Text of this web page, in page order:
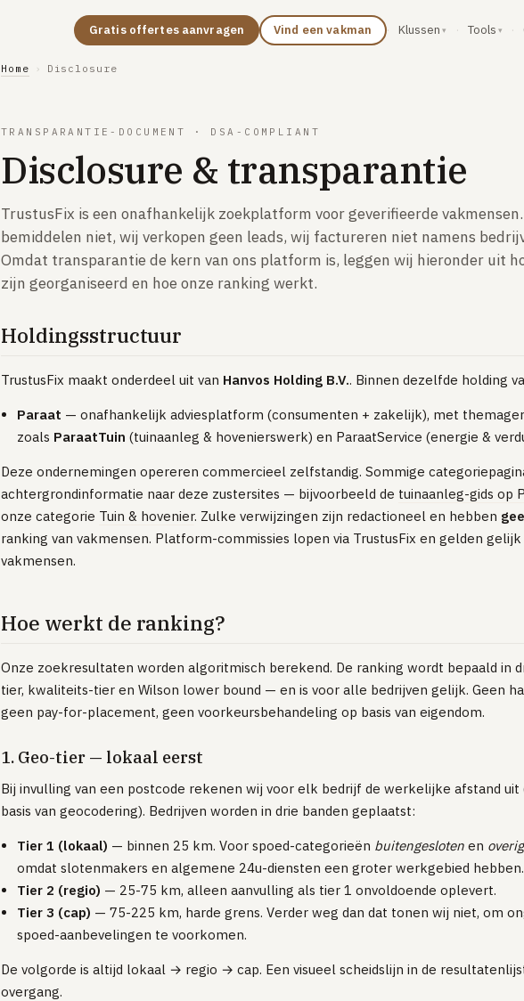
Gratis offertes aanvragen Vind een vakman · Klussen · Tools ·
Home › Disclosure
TRANSPARANTIE-DOCUMENT · DSA-COMPLIANT
Disclosure & transparantie
TrustusFix is een onafhankelijk zoekplatform voor geverifieerde
bemiddelen niet, wij verkopen geen leads, wij factureren niet namens
Omdat transparantie de kern van ons platform is, leggen wij hieronder uit
zijn georganiseerd en hoe onze ranking werkt.
Holdingsstructuur
TrustusFix maakt onderdeel uit van Hanvos Holding B.V.. Binnen dezelfde holding
Paraat — onafhankelijk adviesplatform (consumenten + zakelijk), met
zoals ParaatTuin (tuinaanleg & hovenierswerk) en ParaatService (energie &
Deze ondernemingen opereren commercieel zelfstandig. Sommige
achtergrondinformatie naar deze zustersites — bijvoorbeeld de tuinaanleg-gids op
onze categorie Tuin & hovenier. Zulke verwijzingen zijn redactioneel en hebben
ranking van vakmensen. Platform-commissies lopen via TrustusFix en gelden
vakmensen.
Hoe werkt de ranking?
Onze zoekresultaten worden algoritmisch berekend. De ranking wordt bepaald in
tier, kwaliteits-tier en Wilson lower bound — en is voor alle bedrijven gelijk. Geen
geen pay-for-placement, geen voorkeursbehandeling op basis van eigendom.
1. Geo-tier — lokaal eerst
Bij invulling van een postcode rekenen wij voor elk bedrijf de werkelijke afstand uit
basis van geocodering). Bedrijven worden in drie banden geplaatst:
Tier 1 (lokaal) — binnen 25 km. Voor spoed-categorieën buitengesloten en overig
omdat slotenmakers en algemene 24u-diensten een groter werkgebied hebben.
Tier 2 (regio) — 25-75 km, alleen aanvulling als tier 1 onvoldoende oplevert.
Tier 3 (cap) — 75-225 km, harde grens. Verder weg dan dat tonen wij niet, om
spoed-aanbevelingen te voorkomen.
De volgorde is altijd lokaal → regio → cap. Een visueel scheidslijn in de
overgang.